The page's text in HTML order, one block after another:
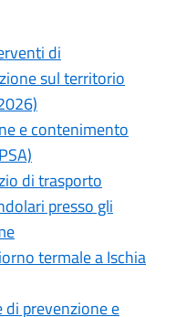
di
sul territorio
e contenimento
di trasporto
presso gli
termale a Ischia
prevenzione e